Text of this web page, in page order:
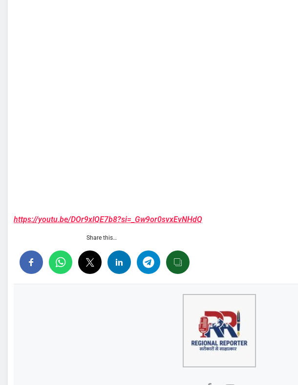
https://youtu.be/DOr9xIQE7b8?si=_Gw9or0svxEvNHdQ
Share this…